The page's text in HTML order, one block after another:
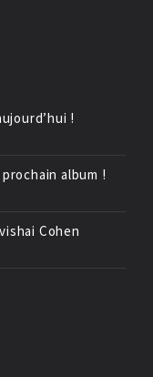
!
album !
Cohen